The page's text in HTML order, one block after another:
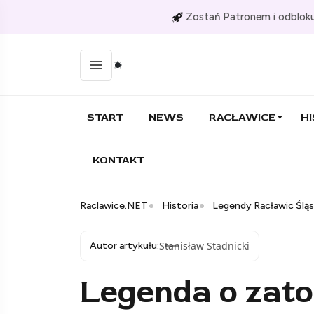
Zostań Patronem i
START NEWS RACŁAWICE
KONTAKT
Raclawice.NET Historia Legendy Racławic
Autor artykułu:Stanisław Stadnicki
Legenda o